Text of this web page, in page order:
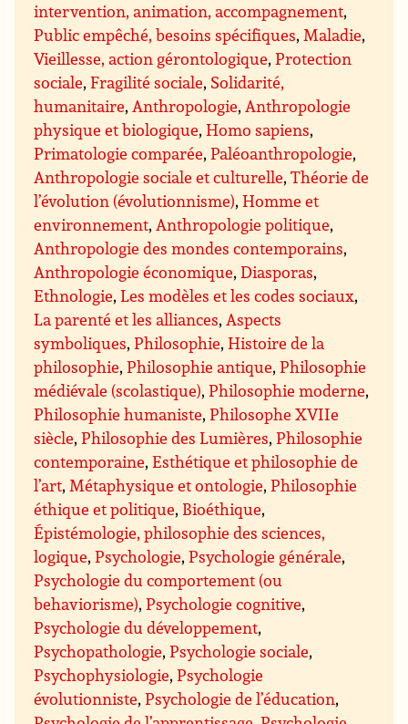
intervention, animation, accompagnement,
Public empêché, besoins spécifiques, Maladie,
Vieillesse, action gérontologique,Protection
sociale,Fragilité sociale, Solidarité,
humanitaire, Anthropologie, Anthropologie
physique et biologique,Homo sapiens,
Primatologie comparée,Paléoanthropologie,
Anthropologie sociale et culturelle,Théorie de
l’évolution (évolutionnisme),Homme et
environnement, Anthropologie politique,
Anthropologie des mondes contemporains,
Anthropologie économique,Diasporas,
Ethnologie,Les modèles et les codes sociaux,
La parenté et les alliances, Aspects
symboliques,Philosophie,Histoire de la
philosophie,Philosophie antique,Philosophie
médiévale (scolastique),Philosophie moderne,
Philosophie humaniste,Philosophe XVIIe
siècle,Philosophie des Lumières,Philosophie
contemporaine,Esthétique et philosophie de
l’art, Métaphysique et ontologie,Philosophie
éthique et politique, Bioéthique,
Épistémologie, philosophie des sciences,
logique,Psychologie,Psychologie générale,
Psychologie du comportement (ou
behaviorisme),Psychologie cognitive,
Psychologie du développement,
Psychopathologie,Psychologie sociale,
Psychophysiologie,Psychologie
évolutionniste,Psychologie de l’éducation,